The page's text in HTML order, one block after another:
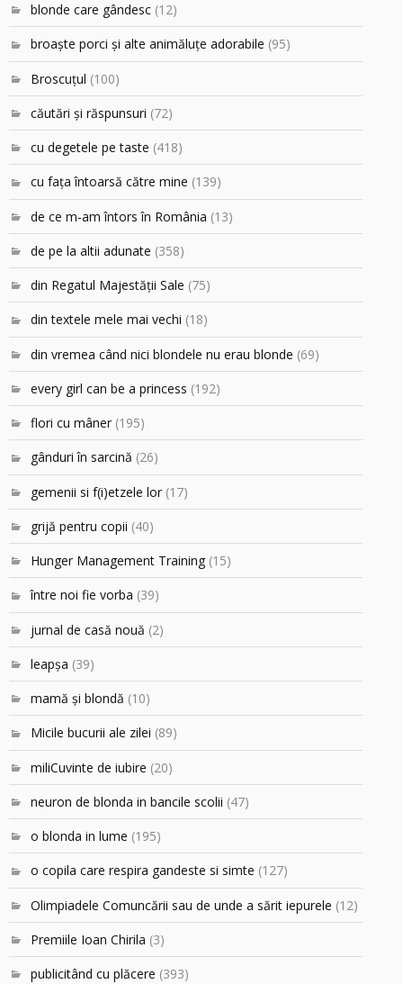
blonde care gândesc (12)
broaşte porci şi alte animăluţe adorabile (95)
Broscuțul (100)
căutări şi răspunsuri (72)
cu degetele pe taste (418)
cu faţa întoarsă către mine (139)
de ce m-am întors în România (13)
de pe la altii adunate (358)
din Regatul Majestăţii Sale (75)
din textele mele mai vechi (18)
din vremea când nici blondele nu erau blonde (69)
every girl can be a princess (192)
flori cu mâner (195)
gânduri în sarcină (26)
gemenii si f(i)etzele lor (17)
grijă pentru copii (40)
Hunger Management Training (15)
între noi fie vorba (39)
jurnal de casă nouă (2)
leapşa (39)
mamă şi blondă (10)
Micile bucurii ale zilei (89)
miliCuvinte de iubire (20)
neuron de blonda in bancile scolii (47)
o blonda in lume (195)
o copila care respira gandeste si simte (127)
Olimpiadele Comuncării sau de unde a sărit iepurele (12)
Premiile Ioan Chirila (3)
publicitând cu plăcere (393)